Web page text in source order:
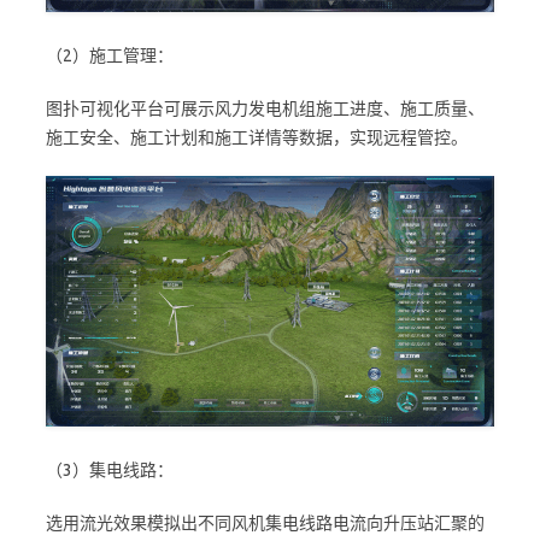
（2）施工管理：
图扑可视化平台可展示风力发电机组施工进度、施工质量、
施工安全、施工计划和施工详情等数据，实现远程管控。
（3）集电线路：
选用流光效果模拟出不同风机集电线路电流向升压站汇聚的